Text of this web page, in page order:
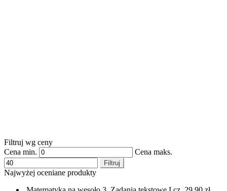
Filtruj wg ceny
Cena min.
Cena maks.
Filtruj
Najwyżej oceniane produkty